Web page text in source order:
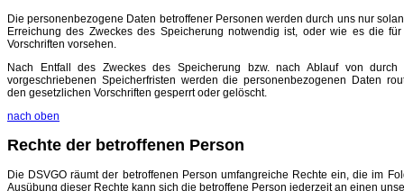
Die personenbezogene Daten betroffener Personen werden durch uns nur
Erreichung des Zweckes des Speicherung notwendig ist, oder wie es die
Vorschriften vorsehen.
Nach Entfall des Zweckes des Speicherung bzw. nach Ablauf von durch
vorgeschriebenen Speicherfristen werden die personenbezogenen Daten
den gesetzlichen Vorschriften gesperrt oder gelöscht.
nach oben
Rechte der betroffenen Person
Die DSVGO räumt der betroffenen Person umfangreiche Rechte ein, die im
Ausübung dieser Rechte kann sich die betroffene Person jederzeit an einen